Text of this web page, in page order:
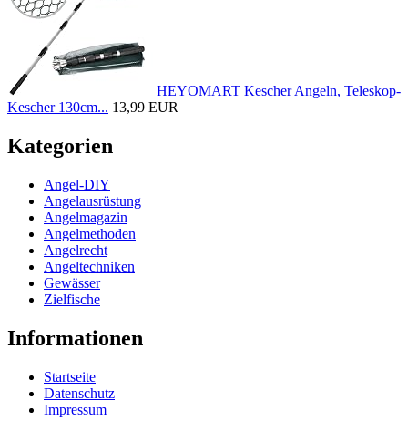
HEYOMART Kescher Angeln, Teleskop-
Kescher 130cm... 13,99 EUR
Kategorien
Angel-DIY
Angelausrüstung
Angelmagazin
Angelmethoden
Angelrecht
Angeltechniken
Gewässer
Zielfische
Informationen
Startseite
Datenschutz
Impressum